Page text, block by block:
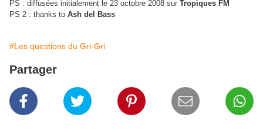
PS : diffusées initialement le 23 octobre 2008 sur Tropiques FM
PS 2 : thanks to Ash del Bass
#Les questions du Gri-Gri
Partager